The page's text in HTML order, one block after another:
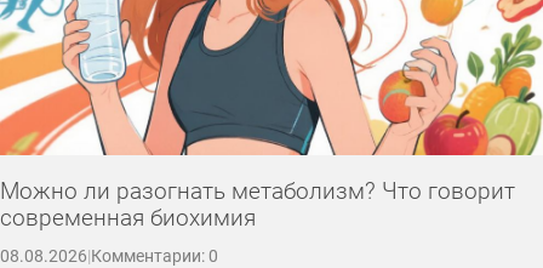
Можно ли разогнать метаболизм? Что говорит
современная биохимия
08.08.2026|Комментарии: 0